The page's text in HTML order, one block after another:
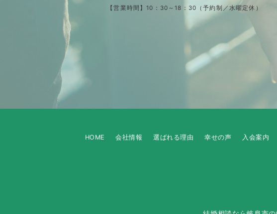
【営業時間】10：30～18：30（予約制／水曜定休）
HOME 会社情報 選ばれる理由 幸せの声 入会案内